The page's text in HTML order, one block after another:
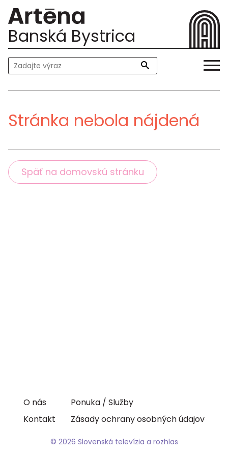
Banská Bystrica
Stránka nebola nájdená
Späť na domovskú stránku
O nás
Kontakt
Ponuka / Služby
Zásady ochrany osobných údajov
© 2026 Slovenská televízia a rozhlas